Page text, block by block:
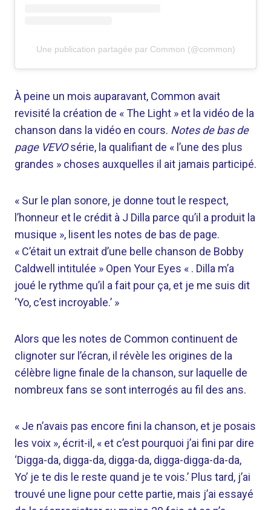
Une publication partagée par Common (@common)
À peine un mois auparavant, Common avait
revisité la création de « The Light » et la vidéo de la
chanson dans la vidéo en cours. Notes de bas de
page VEVOsérie, la qualifiant de « l’une des plus
grandes » choses auxquelles il ait jamais participé.
« Sur le plan sonore, je donne tout le respect,
l’honneur et le crédit à J Dilla parce qu’il a produit la
musique », lisent les notes de bas de page.
« C’était un extrait d’une belle chanson de Bobby
Caldwell intitulée » Open Your Eyes « . Dilla m’a
joué le rythme qu’il a fait pour ça, et je me suis dit
‘Yo, c’est incroyable.’ »
Alors que les notes de Common continuent de
clignoter sur l’écran, il révèle les origines de la
célèbre ligne finale de la chanson, sur laquelle de
nombreux fans se sont interrogés au fil des ans.
« Je n’avais pas encore fini la chanson, et je posais
les voix », écrit-il, « et c’est pourquoi j’ai fini par dire
‘Digga-da, digga-da, digga-da, digga-digga-da-da,
Yo’ je te dis le reste quand je te vois.’ Plus tard, j’ai
trouvé une ligne pour cette partie, mais j’ai essayé